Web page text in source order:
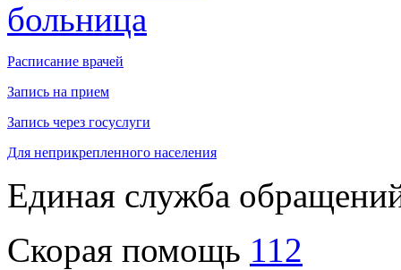
Расписание врачей
Запись на прием
Запись через госуслуги
Для неприкрепленного населения
Единая служба
Скорая помощь 112